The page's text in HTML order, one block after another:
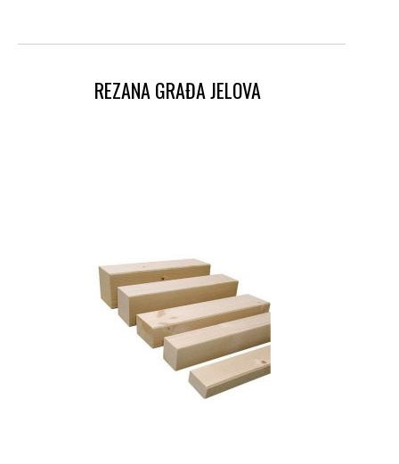
REZANA GRAĐA JELOVA